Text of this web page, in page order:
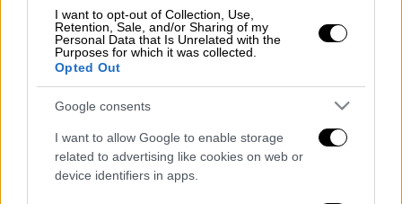
I want to opt-out of Collection, Use,
Retention, Sale, and/or Sharing of my
Personal Data that Is Unrelated with the
Purposes for which it was collected.
Opted Out
Google consents
I want to allow Google to enable storage
related to advertising like cookies on web or
device identifiers in apps.
Δείτε την λίστα του Μάτζικ:
My top 16 MVP candidates in order:
2a. Giannis Antetokounmpo/2b. Luka
3. James Harden
4. Kawhi Leonard